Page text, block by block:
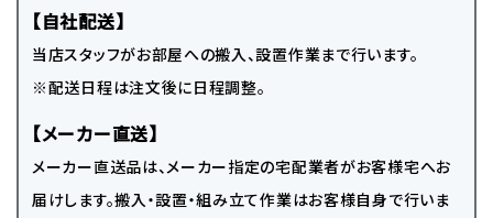
【自社配送】
当店スタッフがお部屋への搬入、設置作業まで行います。
※配送日程は注文後に日程調整。
【メーカー直送】
メーカー直送品は、メーカー指定の宅配業者がお客様宅へお
届けします。搬入・設置・組み立て作業はお客様自身で行いま